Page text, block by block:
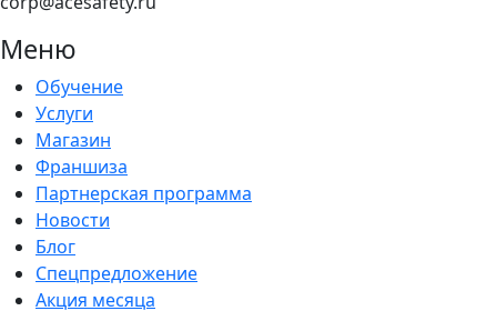
строительный контроль ЕКБ
строительный контроль курсы руководителей
строительный контроль организаций
строительный контроль предприятий
строительный контроль учебный курс
учебный центр
лицензии на оразовательную деятельность
Меню
Обучение
Услуги
Магазин
Франшиза
Партнерская программа
Новости
Блог
Спецпредложение
Акция месяца